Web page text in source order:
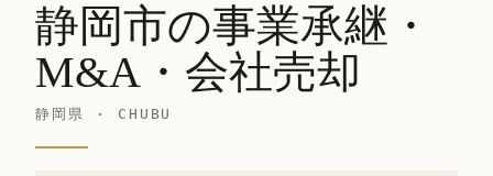
静岡市の事業承継・
M&A・会社売却
静岡県 · CHUBU